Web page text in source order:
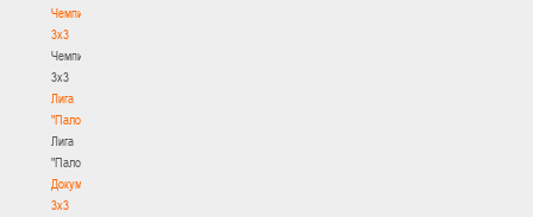
Чемпионат
3х3
Чемпионат
3х3
Лига
"Палова"
Лига
"Палова"
Документы
3х3